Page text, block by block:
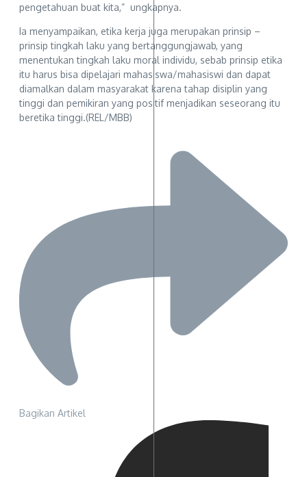
pengetahuan buat kita,” ungkapnya.
Ia menyampaikan, etika kerja juga merupakan prinsip –
prinsip tingkah laku yang bertanggungjawab, yang
menentukan tingkah laku moral individu, sebab prinsip etika
itu harus bisa dipelajari mahasiswa/mahasiswi dan dapat
diamalkan dalam masyarakat karena tahap disiplin yang
tinggi dan pemikiran yang positif menjadikan seseorang itu
beretika tinggi.(REL/MBB)
Bagikan Artikel